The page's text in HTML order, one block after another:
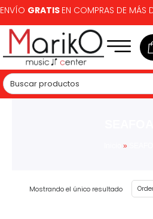
ENVÍO GRATIS EN COMPRAS DE MÁS
»
Mostrando el único resultado